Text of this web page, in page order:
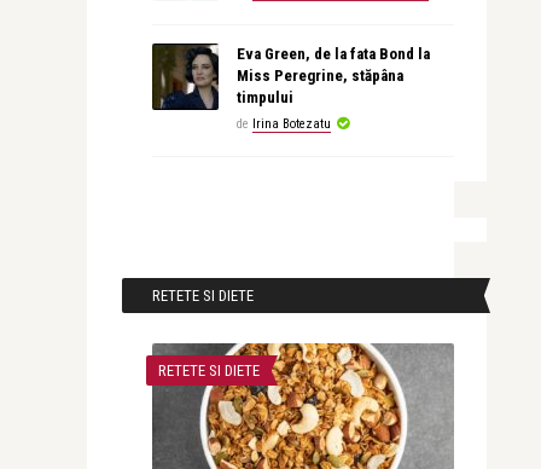
Eva Green, de la fata Bond la
Miss Peregrine, stăpâna
timpului
de Irina Botezatu
RETETE SI DIETE
RETETE SI DIETE